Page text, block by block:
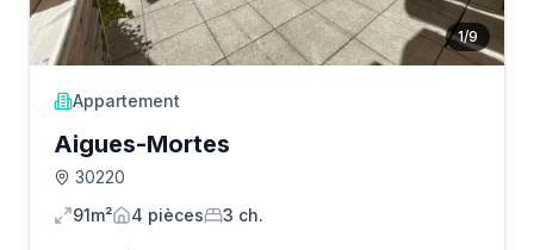
1/9
Appartement
Aigues-Mortes
30220
91m²
4 pièces 3 ch.